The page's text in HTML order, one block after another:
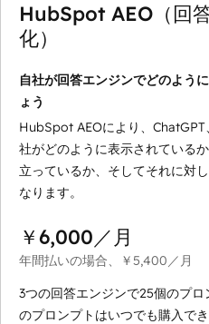
HubSpot AEO（回
化）
自社が回答エンジンでどのよう
ょう
HubSpot AEOにより、
社がどのように表示されている
立っているか、そしてそれに対
なります。
￥6,000／月
年間払いの場合、 ￥5,400／月
3つの回答エンジンで25個のプ
のプロンプトはいつでも購入でき